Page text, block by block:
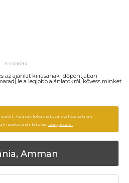
az ajánlat kiírásanak időpontjában
le a legjobb ajánlatokról, kövess minket
Az árak folyamatosan változhatnak,
ajánlatokat böngészni.
Amman